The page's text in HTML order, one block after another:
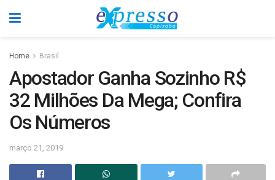
Home Brasil
Apostador Ganha Sozinho R$
32 Milhões Da Mega; Confira
Os Números
março 21, 2019